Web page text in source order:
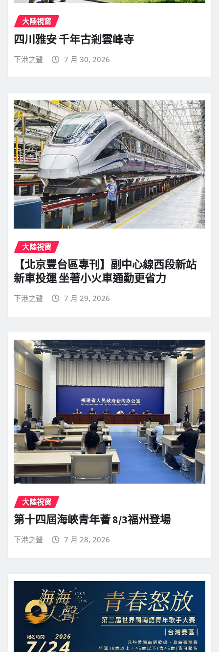
大陸視窗
四川雅安 千年古剎雲峰寺
下港之聲 7 月 30, 2026
大陸視窗
【北京豐台區專刊】副中心線西段新站
新車投運 坐著小火車通勤更省力
下港之聲 7 月 29, 2026
大陸視窗
第十四屆海峽青年薈 8/3福州登場
下港之聲 7 月 28, 2026